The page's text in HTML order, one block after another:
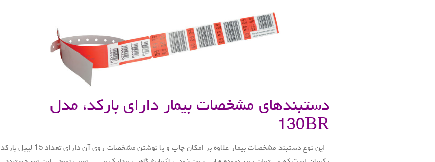
دستبندهای مشخصات بیمار دارای بارکد، مدل
130BR
این نوع دستبند مشخصات بیمار علاوه بر امکان چاپ و یا نوشتن مشخصات روی آن دارای تعداد 15 لیبل بارکد